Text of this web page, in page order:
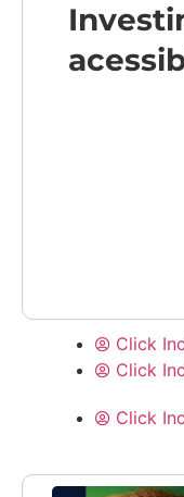
Click
Click
Click